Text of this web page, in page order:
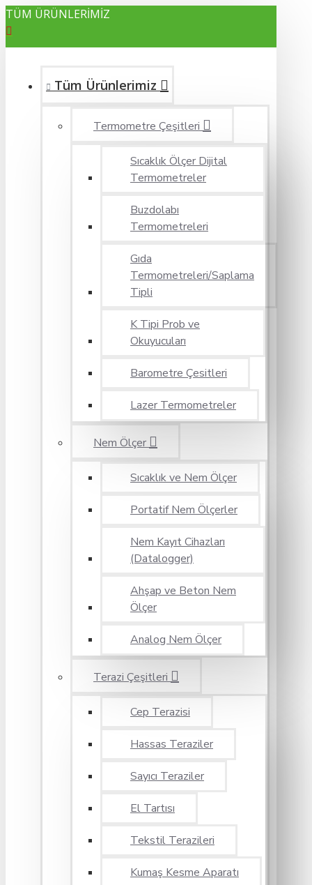
TÜM ÜRÜNLERİMİZ
Tüm Ürünlerimiz
Termometre Çeşitleri
Sıcaklık Ölçer Dijital
Termometreler
Buzdolabı
Termometreleri
Gıda
Termometreleri/Saplama
Tipli
K Tipi Prob ve
Okuyucuları
Barometre Çesitleri
Lazer Termometreler
Nem Ölçer
Sıcaklık ve Nem Ölçer
Portatif Nem Ölçerler
Nem Kayıt Cihazları
(Datalogger)
Ahşap ve Beton Nem
Ölçer
Analog Nem Ölçer
Terazi Çeşitleri
Cep Terazisi
Hassas Teraziler
Sayıcı Teraziler
El Tartısı
Tekstil Terazileri
Kumaş Kesme Aparatı